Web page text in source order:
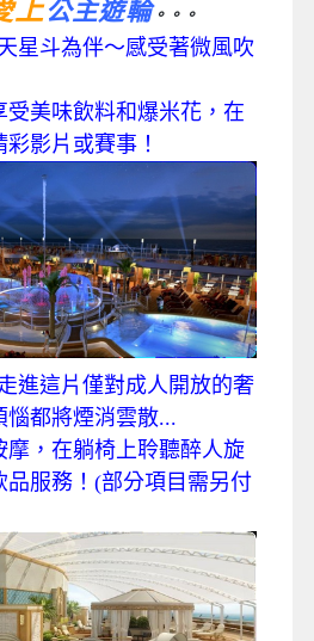
上公主遊輪。。。
星斗為伴～感受著微風吹
受美味飲料和爆米花，在
影片或賽事！
進這片僅對成人開放的奢
惱都將煙消雲散...
摩，在躺椅上聆聽醉人旋
品服務！(部分項目需另付